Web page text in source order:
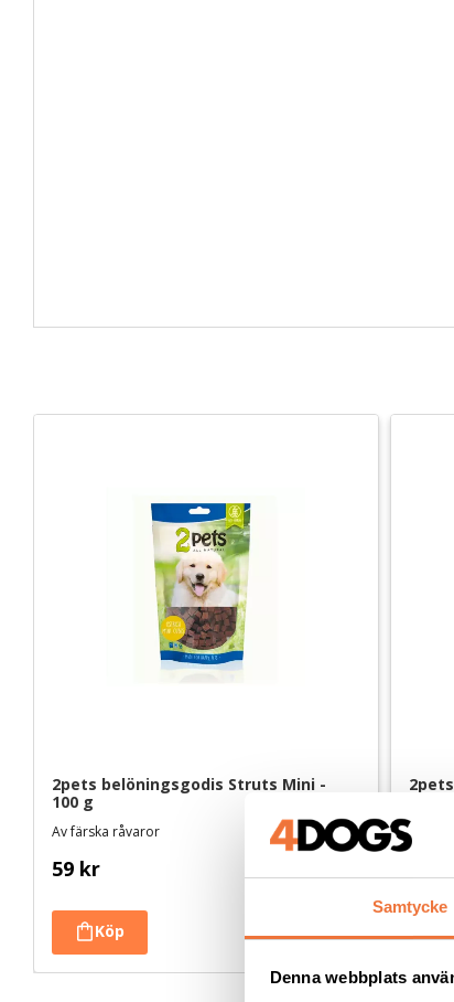
Samtycke
Denna webbplats
2pets belöningsgodis Struts Mini -
100 g
Av färska råvaror
59 kr
Av